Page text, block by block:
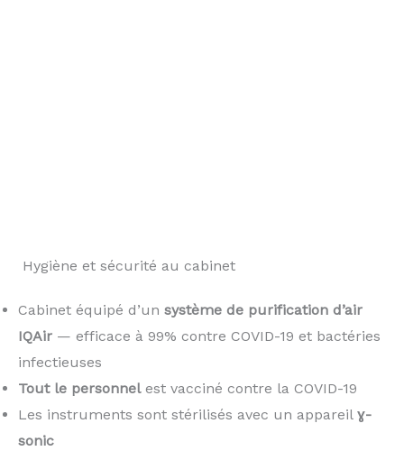
️ Hygiène et sécurité au cabinet
Cabinet équipé d’un système de purification d’air
IQAir — efficace à 99% contre COVID-19 et bactéries
infectieuses
Tout le personnelest vacciné contre la COVID-19
Les instruments sont stérilisés avec un appareil ɣ-
sonic